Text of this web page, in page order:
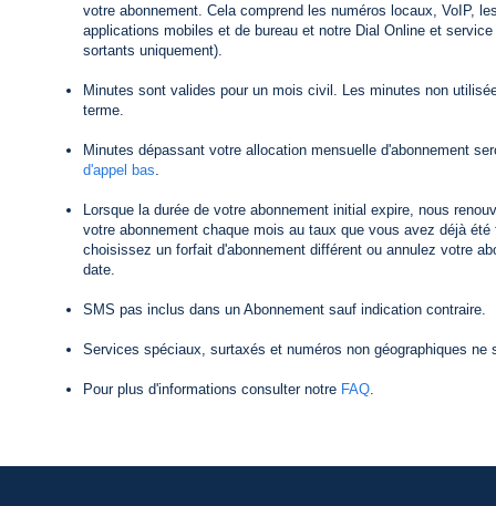
votre abonnement. Cela comprend les numéros locaux, VoIP,
applications mobiles et de bureau et notre Dial Online et
sortants uniquement).
Minutes sont valides pour un mois civil. Les minutes non
terme.
Minutes dépassant votre allocation mensuelle d'abonnement
d'appel bas.
Lorsque la durée de votre abonnement initial expire, nous
votre abonnement chaque mois au taux que vous avez déjà
choisissez un forfait d'abonnement différent ou annulez votre
date.
SMS pas inclus dans un Abonnement sauf indication contraire.
Services spéciaux, surtaxés et numéros non géographiques ne
Pour plus d'informations consulter notre FAQ.